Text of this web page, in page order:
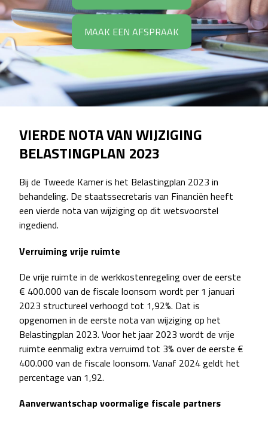
MAAK EEN AFSPRAAK
VIERDE NOTA VAN WIJZIGING
BELASTINGPLAN 2023
Bij de Tweede Kamer is het Belastingplan 2023 in
behandeling. De staatssecretaris van Financiën heeft
een vierde nota van wijziging op dit wetsvoorstel
ingediend.
Verruiming vrije ruimte
De vrije ruimte in de werkkostenregeling over de eerste
€ 400.000 van de fiscale loonsom wordt per 1 januari
2023 structureel verhoogd tot 1,92%. Dat is
opgenomen in de eerste nota van wijziging op het
Belastingplan 2023. Voor het jaar 2023 wordt de vrije
ruimte eenmalig extra verruimd tot 3% over de eerste €
400.000 van de fiscale loonsom. Vanaf 2024 geldt het
percentage van 1,92.
Aanverwantschap voormalige fiscale partners